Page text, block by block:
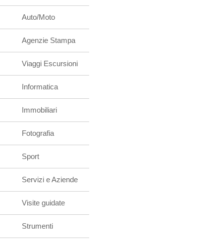
Auto/Moto
Agenzie Stampa
Viaggi Escursioni
Informatica
Immobiliari
Fotografia
Sport
Servizi e Aziende
Visite guidate
Strumenti